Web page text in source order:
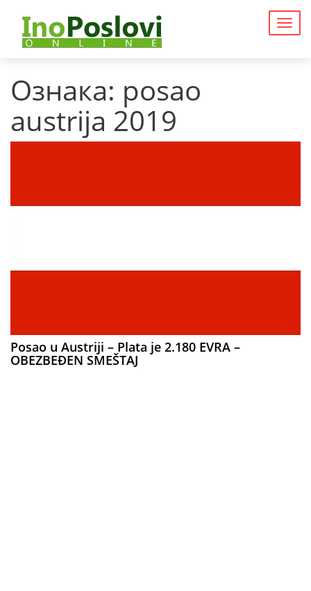
Ознака: posao
austrija 2019
Posao u Austriji – Plata je 2.180 EVRA –
OBEZBEĐEN SMEŠTAJ